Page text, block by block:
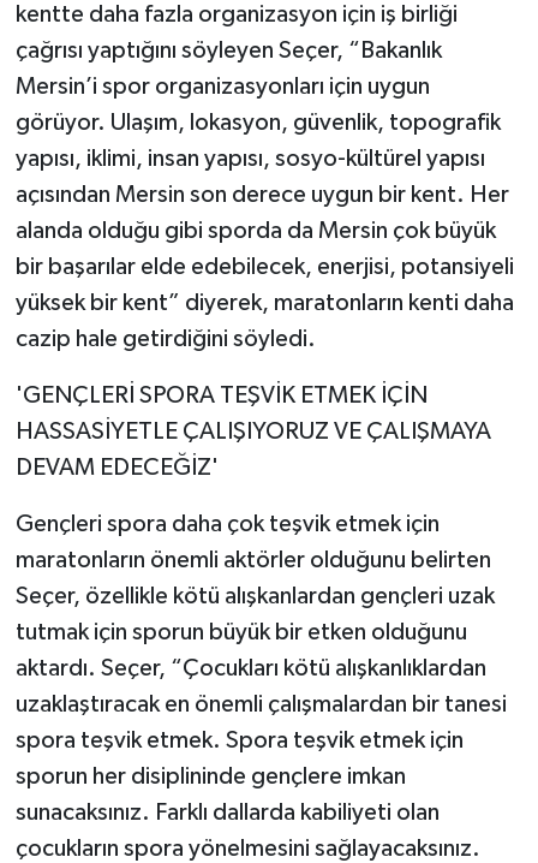
kentte daha fazla organizasyon için iş birliği
çağrısı yaptığını söyleyen Seçer, “Bakanlık
Mersin’i spor organizasyonları için uygun
görüyor. Ulaşım, lokasyon, güvenlik, topografik
yapısı, iklimi, insan yapısı, sosyo-kültürel yapısı
açısından Mersin son derece uygun bir kent. Her
alanda olduğu gibi sporda da Mersin çok büyük
bir başarılar elde edebilecek, enerjisi, potansiyeli
yüksek bir kent” diyerek, maratonların kenti daha
cazip hale getirdiğini söyledi.
'GENÇLERİ SPORA TEŞVİK ETMEK İÇİN
HASSASİYETLE ÇALIŞIYORUZ VE ÇALIŞMAYA
DEVAM EDECEĞİZ'
Gençleri spora daha çok teşvik etmek için
maratonların önemli aktörler olduğunu belirten
Seçer, özellikle kötü alışkanlardan gençleri uzak
tutmak için sporun büyük bir etken olduğunu
aktardı. Seçer, “Çocukları kötü alışkanlıklardan
uzaklaştıracak en önemli çalışmalardan bir tanesi
spora teşvik etmek. Spora teşvik etmek için
sporun her disiplininde gençlere imkan
sunacaksınız. Farklı dallarda kabiliyeti olan
çocukların spora yönelmesini sağlayacaksınız.